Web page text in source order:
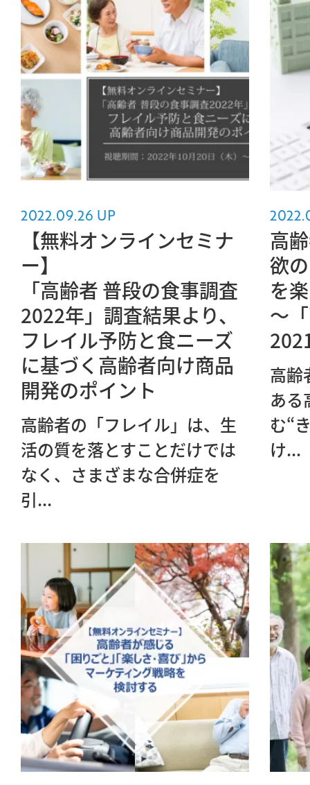
2022.09.26 UP
【無料オンラインセミナ
ー】
「高齢者 普段の食事調査
2022年」調査結果より、
フレイル予防と食ニーズ
に基づく高齢者向け商品
開発のポイント
高齢者の「フレイル」は、生
活の質を落とすことだけでは
なく、さまざまな合併症を
引...
高
欲
を
～
高齢
ある
む“
け...